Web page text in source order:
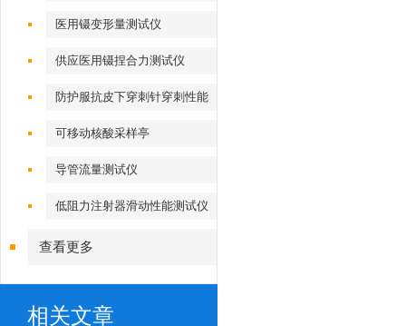
医用镊变形量测试仪
供应医用镊捏合力测试仪
防护服抗皮下穿刺针穿刺性能
测试仪
可移动核酸采样亭
导管流量测试仪
低阻力注射器滑动性能测试仪
查看更多
相关文章